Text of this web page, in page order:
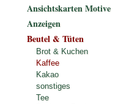
Ansichtskarten Motive
Anzeigen
Beutel & Tüten
Brot & Kuchen
Kaffee
Kakao
sonstiges
Tee